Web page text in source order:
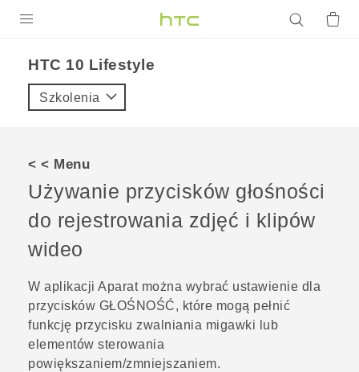
VIVE
VIVERSE
POMOC TECHNICZNA
Urządzenia i akcesoria HTC
Zaloguj się
HTC 10 Lifestyle‎
Szkolenia
< < Menu
Używanie przycisków głośności
do rejestrowania zdjęć i klipów
wideo
W aplikacji Aparatmożna wybrać ustawienie dla
przycisków GŁOŚNOŚĆ, które mogą pełnić
funkcję przycisku zwalniania migawki lub
elementów sterowania
powiększaniem/zmniejszaniem.